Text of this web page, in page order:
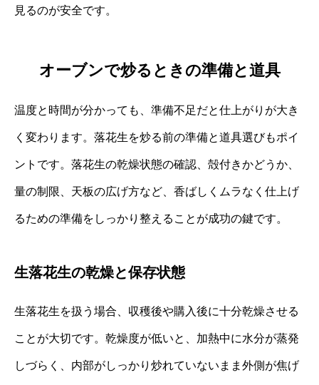
見るのが安全です。
オーブンで炒るときの準備と道具
温度と時間が分かっても、準備不足だと仕上がりが大き
く変わります。落花生を炒る前の準備と道具選びもポイ
ントです。落花生の乾燥状態の確認、殻付きかどうか、
量の制限、天板の広げ方など、香ばしくムラなく仕上げ
るための準備をしっかり整えることが成功の鍵です。
生落花生の乾燥と保存状態
生落花生を扱う場合、収穫後や購入後に十分乾燥させる
ことが大切です。乾燥度が低いと、加熱中に水分が蒸発
しづらく、内部がしっかり炒れていないまま外側が焦げ